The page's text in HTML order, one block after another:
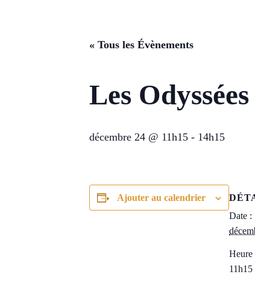
« Tous les Évènements
Les
décembre 24 @ 11h15 - 14h15
Ajouter au calendrier
Date :
Heure